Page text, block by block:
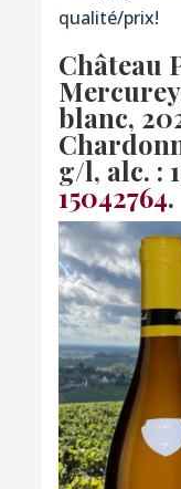
qualité/prix!
Château
blanc,
g/l, alc. :
15042764.